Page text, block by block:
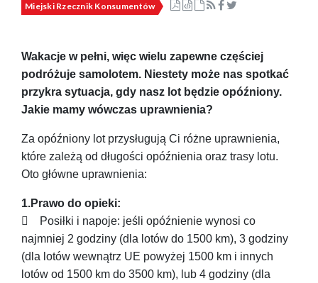
Miejski Rzecznik Konsumentów
Wakacje w pełni, więc wielu zapewne częściej
podróżuje samolotem. Niestety może nas spotkać
przykra sytuacja, gdy nasz lot będzie opóźniony.
Jakie mamy wówczas uprawnienia?
Za opóźniony lot przysługują Ci różne uprawnienia,
które zależą od długości opóźnienia oraz trasy lotu.
Oto główne uprawnienia:
1.Prawo do opieki:
 Posiłki i napoje: jeśli opóźnienie wynosi co
najmniej 2 godziny (dla lotów do 1500 km), 3 godziny
(dla lotów wewnątrz UE powyżej 1500 km i innych
lotów od 1500 km do 3500 km), lub 4 godziny (dla